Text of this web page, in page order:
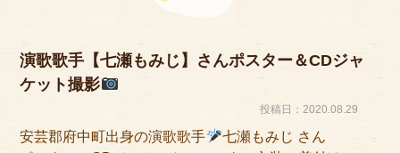
着付け/教室
アクセス
演歌歌手【七瀬もみじ】さんポスター＆CDジャ
ケット撮影
投稿日：2020.08.29
安芸郡府中町出身の演歌歌手
七瀬もみじ さん